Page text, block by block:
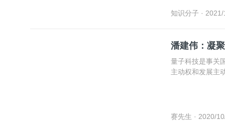
知识分子 ·
潘建伟：凝
量子科技是事关
主动权和发展主
赛先生 · 2020/